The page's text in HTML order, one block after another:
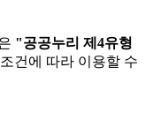
"공공누리 제4유형
조건에 따라 이용할 수